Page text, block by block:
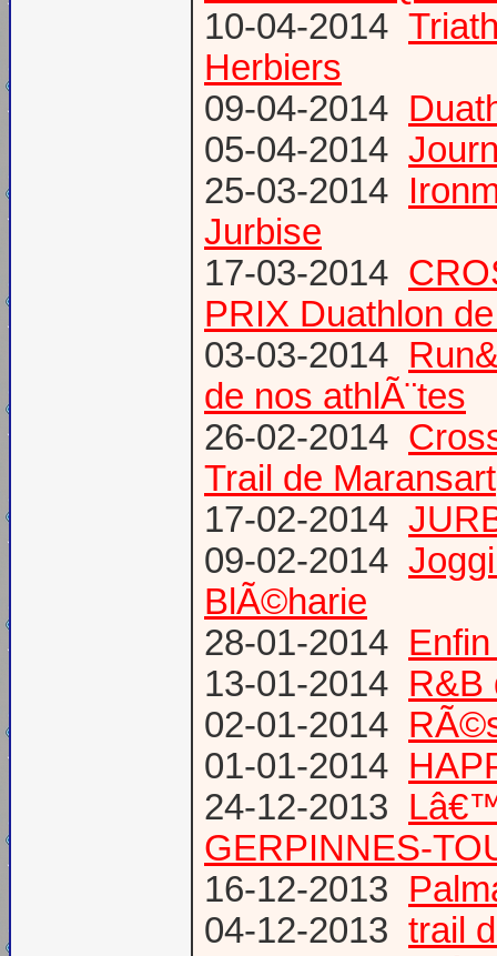
10-04-2014
Herbiers
09-04-2014
05-04-2014
25-03-2014
Jurbise
17-03-2014
PRIX Duathlon
03-03-2014
de nos athlÃ¨tes
26-02-2014
Trail de Maransart
17-02-2014
09-02-2014
BlÃ©harie
28-01-2014
13-01-2014 R&B
02-01-2014
01-01-2014
24-12-2013
GERPINNES-
16-12-2013
04-12-2013 trail